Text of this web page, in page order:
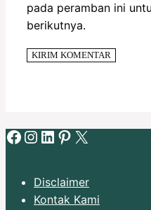
pada peramban ini
berikutnya.
Facebook
Instagram
LinkedIn
Pinterest
X
Disclaimer
Kontak Kami